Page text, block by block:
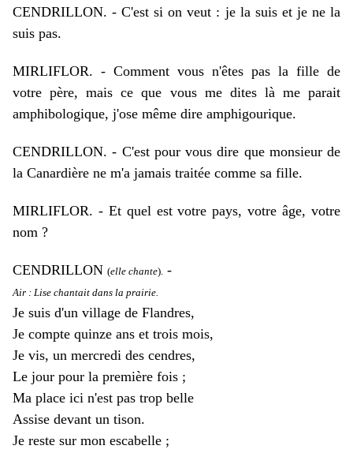
CENDRILLON. - C'est si on veut : je la suis et je ne la
suis pas.
MIRLIFLOR. - Comment vous n'êtes pas la fille de
votre père, mais ce que vous me dites là me parait
amphibologique, j'ose même dire amphigourique.
CENDRILLON. - C'est pour vous dire que monsieur de
la Canardière ne m'a jamais traitée comme sa fille.
MIRLIFLOR. - Et quel est votre pays, votre âge, votre
nom ?
CENDRILLON (elle chante). -
Air : Lise chantait dans la prairie.
Je suis d'un village de Flandres,
Je compte quinze ans et trois mois,
Je vis, un mercredi des cendres,
Le jour pour la première fois ;
Ma place ici n'est pas trop belle
Assise devant un tison.
Je reste sur mon escabelle ;